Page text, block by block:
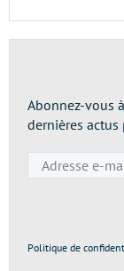
Abonnez-vous
dernières actus
Politique de